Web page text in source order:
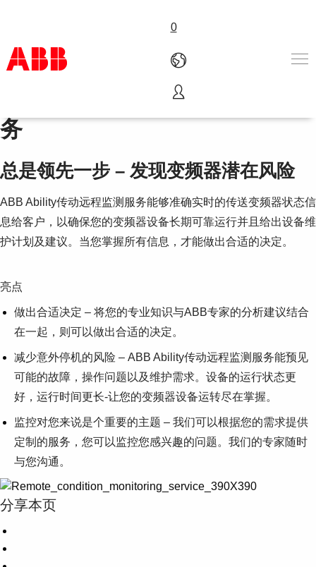
0
产品和解决方案
行业
关于ABB
联系我们
职业
ABB Ability™传动远程监测服
务
总是领先一步 – 发现变频器潜在风险
ABB Ability传动远程监测服务能够准确实时的传送变频器状态信
息给客户，以确保您的变频器设备长期可靠运行并且给出设备维
护计划及建议。当您掌握所有信息，才能做出合适的决定。
亮点
做出合适决定 – 将您的专业知识与ABB专家的分析建议结合
在一起，则可以做出合适的决定。
减少意外停机的风险 – ABB Ability传动远程监测服务能预见
可能的故障，操作问题以及维护需求。设备的运行状态更
好，运行时间更长-让您的变频器设备运转尽在掌握。
监控对您来说是个重要的主题 – 我们可以根据您的需求提供
定制的服务，您可以监控您感兴趣的问题。我们的专家随时
与您沟通。
分享本页